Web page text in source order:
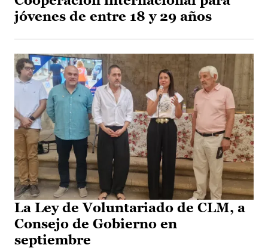
jóvenes de entre 18 y 29 años
La Ley de Voluntariado de CLM, a
Consejo de Gobierno en
septiembre